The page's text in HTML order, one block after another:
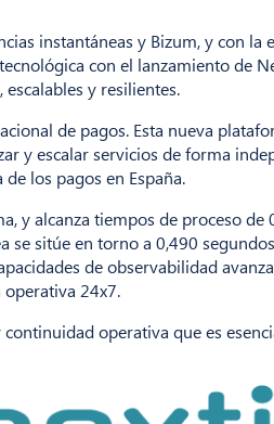
instantáneas y Bizum, y con la
con el lanzamiento de
y resilientes.
de pagos. Esta nueva
y escalar servicios de forma
los pagos en España.
y alcanza tiempos de proceso de
sitúe en torno a 0,490
de observabilidad
operativa 24x7.
operativa que es